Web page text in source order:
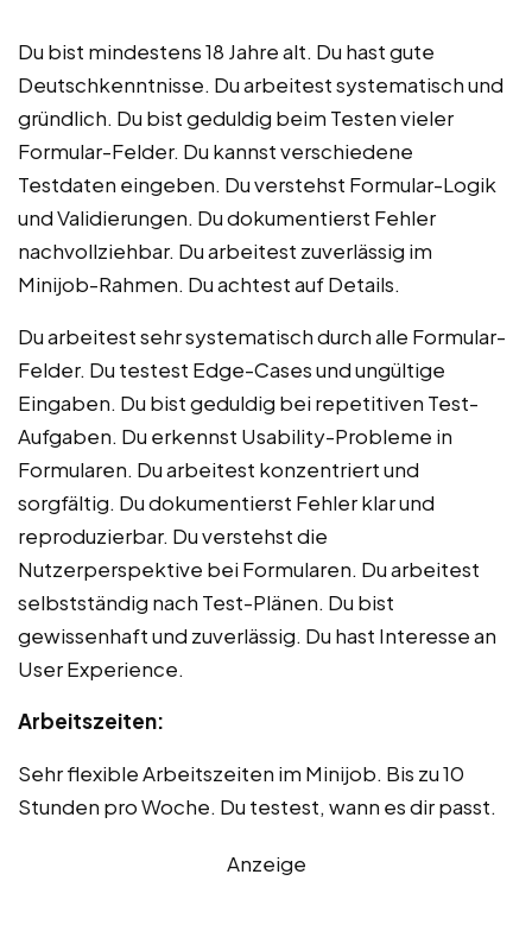
Du bist mindestens 18 Jahre alt. Du hast gute
Deutschkenntnisse. Du arbeitest systematisch und
gründlich. Du bist geduldig beim Testen vieler
Formular-Felder. Du kannst verschiedene
Testdaten eingeben. Du verstehst Formular-Logik
und Validierungen. Du dokumentierst Fehler
nachvollziehbar. Du arbeitest zuverlässig im
Minijob-Rahmen. Du achtest auf Details.
Du arbeitest sehr systematisch durch alle Formular-
Felder. Du testest Edge-Cases und ungültige
Eingaben. Du bist geduldig bei repetitiven Test-
Aufgaben. Du erkennst Usability-Probleme in
Formularen. Du arbeitest konzentriert und
sorgfältig. Du dokumentierst Fehler klar und
reproduzierbar. Du verstehst die
Nutzerperspektive bei Formularen. Du arbeitest
selbstständig nach Test-Plänen. Du bist
gewissenhaft und zuverlässig. Du hast Interesse an
User Experience.
Arbeitszeiten:
Sehr flexible Arbeitszeiten im Minijob. Bis zu 10
Stunden pro Woche. Du testest, wann es dir passt.
Anzeige